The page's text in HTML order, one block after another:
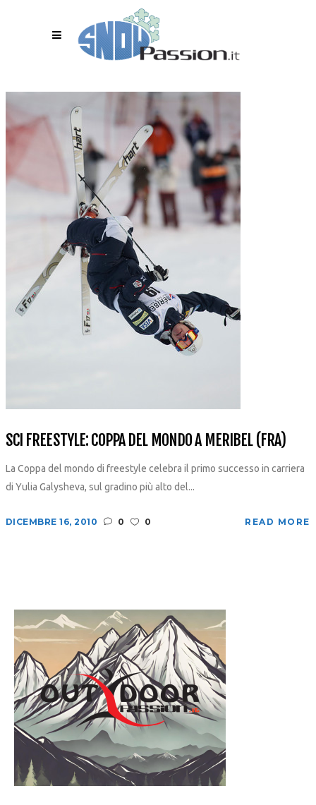
SCI FREESTYLE: COPPA DEL MONDO A MERIBEL (FRA)
La Coppa del mondo di freestyle celebra il primo successo in carriera
di Yulia Galysheva, sul gradino più alto del...
DICEMBRE 16, 2010 0 0 READ MORE